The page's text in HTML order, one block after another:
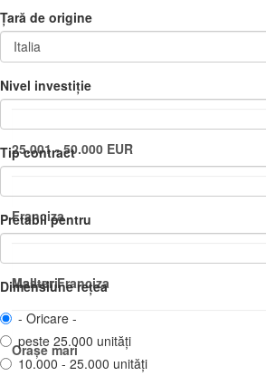
Țară de origine
Nivel investiție
25.001 - 50.000 EUR
Tip contract
Franciza
Master Franciza
Pretabil pentru
Mall-uri
Orașe mari
Dimensiune rețea
- Oricare -
peste 25.000 unități
10.000 - 25.000 unități